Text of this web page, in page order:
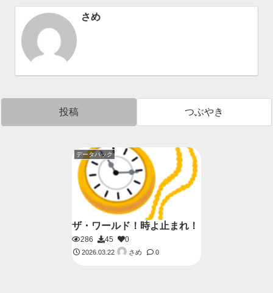
さめ
投稿 つぶやき
データパック
ザ・ワールド！時よ止まれ！
286 45 0
2026.03.22 さめ 0